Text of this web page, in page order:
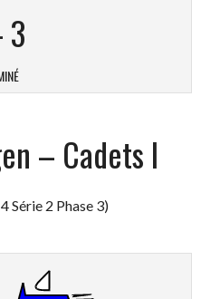
3
– Cadets I
Série 2 Phase 3)